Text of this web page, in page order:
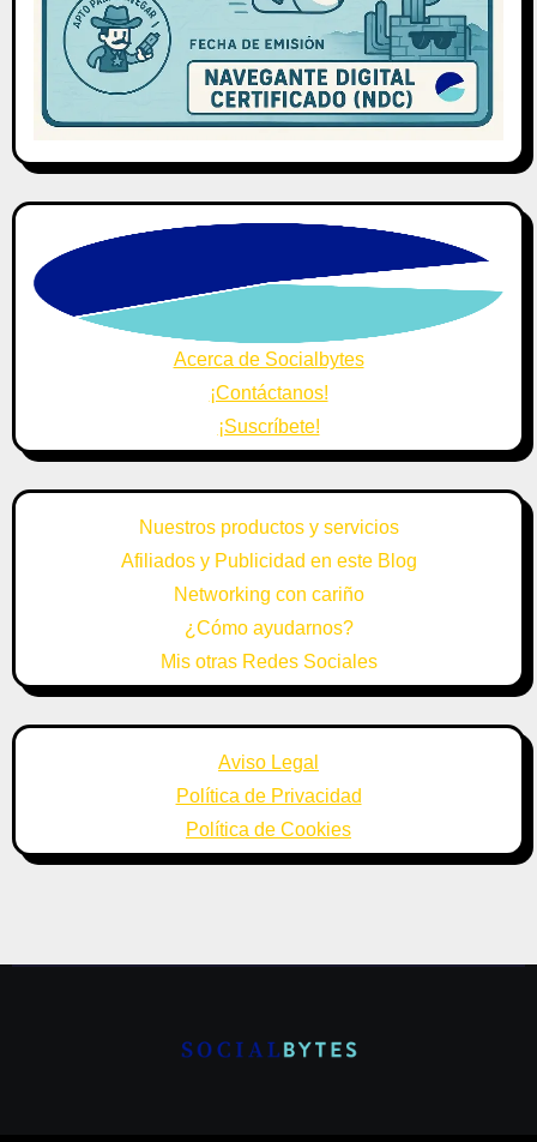
Acerca de Socialbytes
¡Contáctanos!
¡Suscríbete!
Nuestros productos y servicios
Afiliados y Publicidad en este Blog
Networking con cariño
¿Cómo ayudarnos?
Mis otras Redes Sociales
Aviso Legal
Política de Privacidad
Política de Cookies